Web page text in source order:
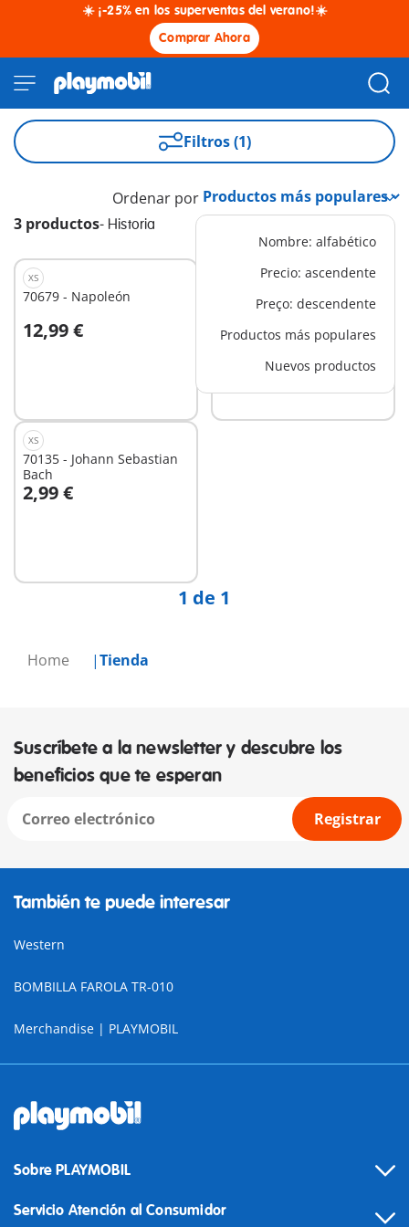
☀️ ¡-25% en los superventas del verano!☀️
Comprar Ahora
Home Tienda
Filtros (1)
3 productos- Historia
Ordenar por
Nombre: alfabético
Precio: ascendente
Preço: descendente
Productos más populares
Nuevos productos
XS
70679 - Napoleón
12,99 €
A la cesta
9124 - Johann Wolfgang
von Goethe
4,99 €
A la cesta
XS
70135 - Johann Sebastian
Bach
2,99 €
1 de 1
Suscríbete a la newsletter y descubre los
beneficios que te esperan
Registrar
También te puede interesar
Western
BOMBILLA FAROLA TR-010
Merchandise | PLAYMOBIL
Sobre PLAYMOBIL
Servicio Atención al Consumidor